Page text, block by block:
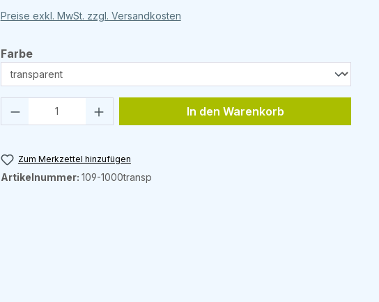
Preise exkl. MwSt. zzgl. Versandkosten
Farbeauswählen
Produkt Anzahl: Gib den gewünschten Wert
In den Warenkorb
Zum Merkzettel hinzufügen
Artikelnummer: 109-1000transp